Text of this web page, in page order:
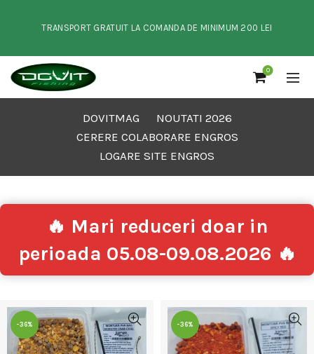
TRANSPORT GRATUIT LA COMANDA DE MINIMUM 200 LEI
0
DOVITMAG
NOUTATI 2026
CERERE COLABORARE ENGROS
LOGARE SITE ENGROS
🔥 Mari reduceri doar in
perioada 05.08-09.08.2026 🔥
-36% -36%